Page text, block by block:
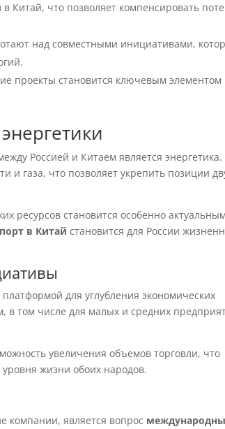
Китай, что позволяет компенсировать
над совместными инициативами,
проекты становится ключевым элементом
Россией и Китаем является энергетика.
и газа, что позволяет укрепить позиции
ресурсов становится особенно
в Китай становится для России
для углубления экономических
в том числе для малых и средних
увеличения объемов торговли, что
жизни обоих народов.
компании, является вопрос